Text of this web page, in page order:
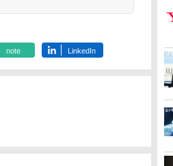
note LinkedIn